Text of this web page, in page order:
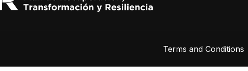
Terms and Conditions